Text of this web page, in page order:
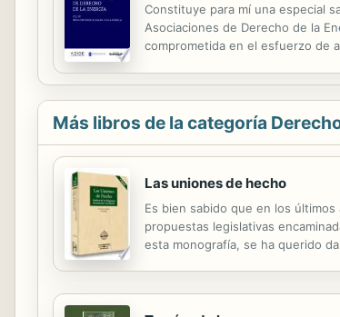
Constituye para mí una especial
Asociaciones de Derecho de la
comprometida en el esfuerzo de
Más libros de la categoría
Las uniones de hecho
Es bien sabido que en los
propuestas legislativas
esta monografía, se ha querido